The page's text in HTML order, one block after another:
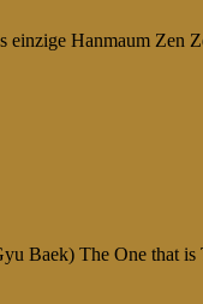
Hanmaum
Baek) The One